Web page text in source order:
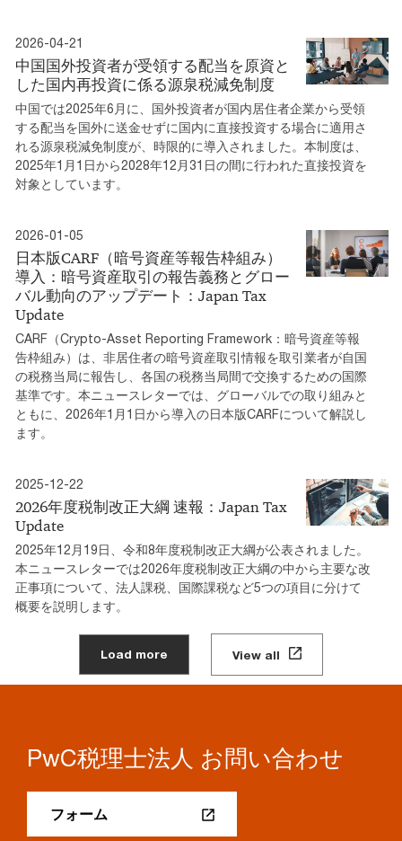
2026-04-21
中国国外投資者が受領する配当を原資と
した国内再投資に係る源泉税減免制度
中国では2025年6月に、国外投資者が国内居住者企業から受領
する配当を国外に送金せずに国内に直接投資する場合に適用さ
れる源泉税減免制度が、時限的に導入されました。本制度は、
2025年1月1日から2028年12月31日の間に行われた直接投資を
対象としています。
2026-01-05
日本版CARF（暗号資産等報告枠組み）
導入：暗号資産取引の報告義務とグロー
バル動向のアップデート：Japan Tax
Update
CARF（Crypto-Asset Reporting Framework：暗号資産等報
告枠組み）は、非居住者の暗号資産取引情報を取引業者が自国
の税務当局に報告し、各国の税務当局間で交換するための国際
基準です。本ニュースレターでは、グローバルでの取り組みと
ともに、2026年1月1日から導入の日本版CARFについて解説し
ます。
2025-12-22
2026年度税制改正大綱 速報：Japan Tax
Update
2025年12月19日、令和8年度税制改正大綱が公表されました。
本ニュースレターでは2026年度税制改正大綱の中から主要な改
正事項について、法人課税、国際課税など5つの項目に分けて
概要を説明します。
Load more View all
PwC税理士法人 お問い合わせ
フォーム